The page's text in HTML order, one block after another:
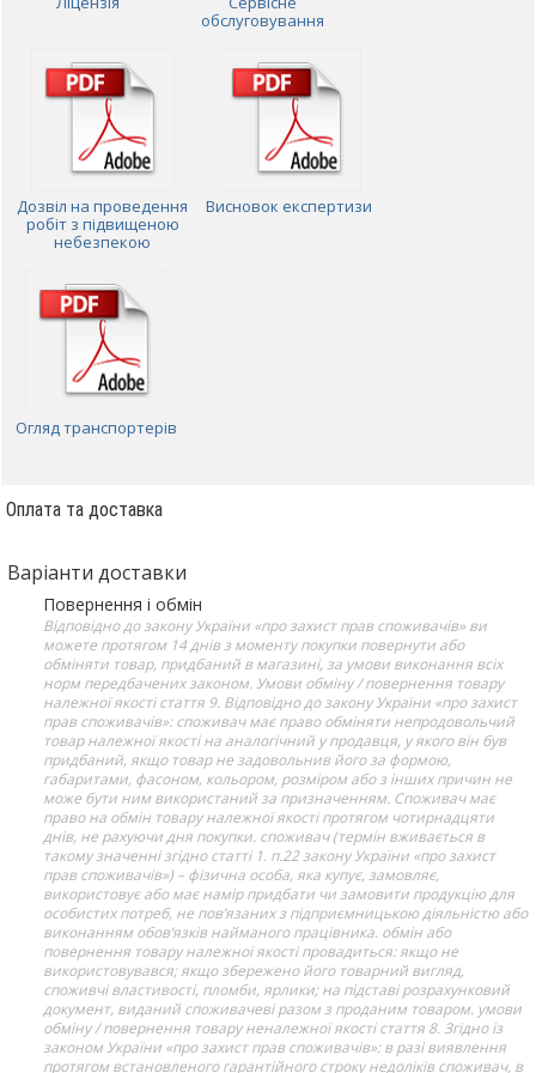
обслуговування
Дозвіл на проведення
робіт з підвищеною
небезпекою
Висновок експертизи
Огляд транспортерів
Оплата та доставка
Варіанти доставки
Повернення і обмін
Відповідно до закону України «про захист прав споживачів» ви
можете протягом 14 днів з моменту покупки повернути або
обміняти товар, придбаний в магазині, за умови виконання всіх
норм передбачених законом. Умови обміну / повернення товару
належної якості стаття 9. Відповідно до закону України «про захист
прав споживачів»: споживач має право обміняти непродовольчий
товар належної якості на аналогічний у продавця, у якого він був
придбаний, якщо товар не задовольнив його за формою,
габаритами, фасоном, кольором, розміром або з інших причин не
може бути ним використаний за призначенням. Споживач має
право на обмін товару належної якості протягом чотирнадцяти
днів, не рахуючи дня покупки. споживач (термін вживається в
такому значенні згідно статті 1. п.22 закону України «про захист
прав споживачів») – фізична особа, яка купує, замовляє,
використовує або має намір придбати чи замовити продукцію для
особистих потреб, не пов’язаних з підприємницькою діяльністю або
виконанням обов’язків найманого працівника. обмін або
повернення товару належної якості провадиться: якщо не
використовувався; якщо збережено його товарний вигляд,
споживчі властивості, пломби, ярлики; на підставі розрахунковий
документ, виданий споживачеві разом з проданим товаром. умови
обміну / повернення товару неналежної якості стаття 8. Згідно із
законом України «про захист прав споживачів»: в разі виявлення
протягом встановленого гарантійного строку недоліків споживач, в